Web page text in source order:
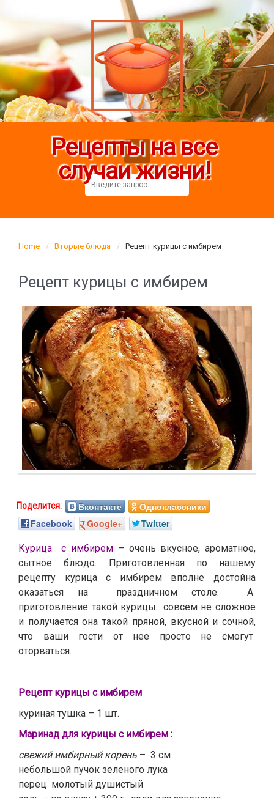
Рецепты на все
случаи жизни!
Home Вторые блюда Рецепт курицы с имбирем
Рецепт курицы с имбирем
Вконтакте
Одноклассники
Facebook
Google+ Twitter
Курица с имбирем – очень вкусное, ароматное,
сытное блюдо. Приготовленная по нашему
рецепту курица с имбирем вполне достойна
оказаться на праздничном столе. А
приготовление такой курицы совсем не сложное
и получается она такой пряной, вкусной и сочной,
что ваши гости от нее просто не смогут
оторваться.
Рецепт курицы с имбирем
куриная тушка – 1 шт.
Маринад для курицы с имбирем :
свежий имбирный корень – 3 см
небольшой пучок зеленого лука
перец молотый душистый